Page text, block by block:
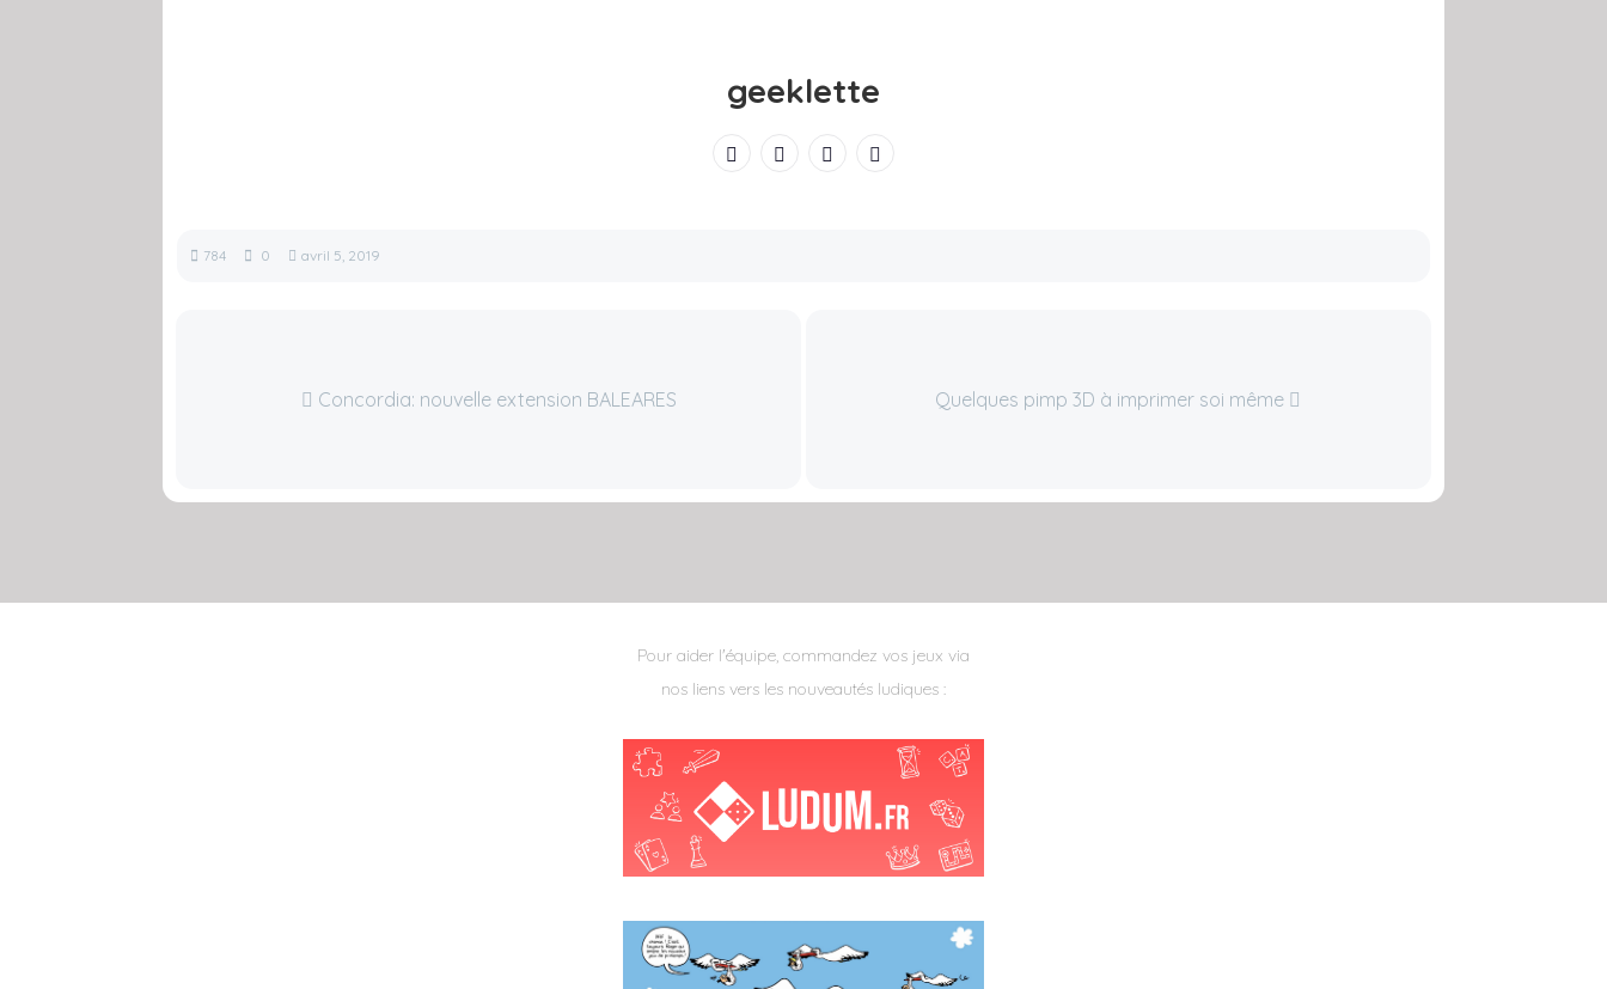
geeklette
784 0 avril 5, 2019
Concordia: nouvelle extension BALEARES Quelques pimp 3D à imprimer soi même
Pour aider l'équipe, commandez vos jeux via
nos liens vers les nouveautés ludiques :